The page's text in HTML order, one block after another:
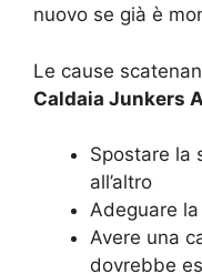
nuovo se già è
Le cause
Caldaia Junkers
Spostare la
all’altro
Adeguare
Avere una
dovrebbe